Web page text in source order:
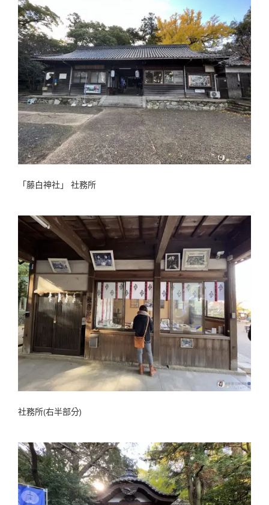
「藤白神社」 社務所
社務所(右半部分)